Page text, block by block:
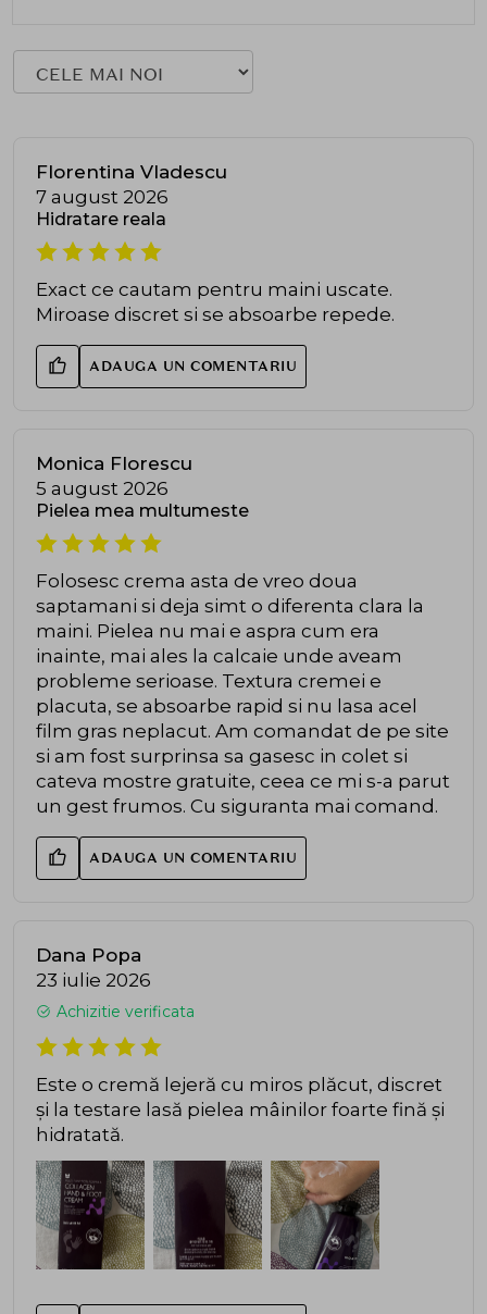
Florentina Vladescu
7 august 2026
Hidratare reala
Exact ce cautam pentru maini uscate.
Miroase discret si se absoarbe repede.
ADAUGA UN COMENTARIU
Monica Florescu
5 august 2026
Pielea mea multumeste
Folosesc crema asta de vreo doua
saptamani si deja simt o diferenta clara la
maini. Pielea nu mai e aspra cum era
inainte, mai ales la calcaie unde aveam
probleme serioase. Textura cremei e
placuta, se absoarbe rapid si nu lasa acel
film gras neplacut. Am comandat de pe site
si am fost surprinsa sa gasesc in colet si
cateva mostre gratuite, ceea ce mi s-a parut
un gest frumos. Cu siguranta mai comand.
ADAUGA UN COMENTARIU
Dana Popa
23 iulie 2026
Achizitie verificata
Este o cremă lejeră cu miros plăcut, discret
și la testare lasă pielea mâinilor foarte fină și
hidratată.